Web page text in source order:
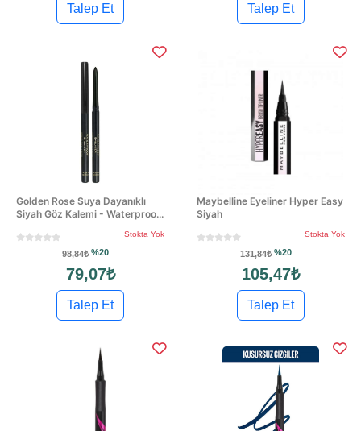
Talep Et Talep Et
Golden Rose Suya Dayanıklı
Siyah Göz Kalemi - Waterproo...
Stokta Yok
98,84₺%20
79,07₺
Talep Et
Maybelline Eyeliner Hyper Easy
Siyah
Stokta Yok
131,84₺%20
105,47₺
Talep Et